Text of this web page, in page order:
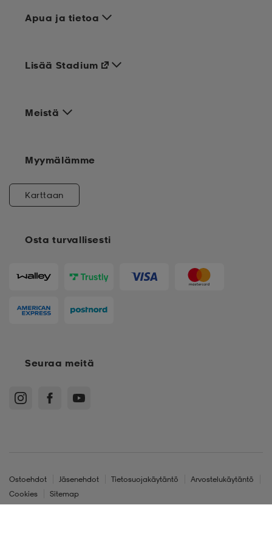
Apua ja tietoa
Meistä
Osta turvallisesti
Lisää Stadium
Myymälämme
Karttaan
Seuraa meitä
Ostoehdot Jäsenehdot Tietosuojakäytäntö
Arvostelukäytäntö
Cookies
Sitemap